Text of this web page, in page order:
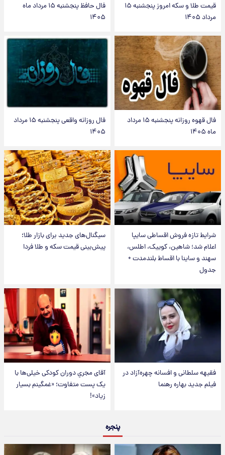
قیمت طلا و سکه امروز پنجشنبه ۱۵
مرداد ۱۴۰۵
فال حافظ پنجشنبه ۱۵ مرداد ماه
۱۴۰۵
فال قهوه روزانه پنجشنبه ۱۵ مرداد
ماه ۱۴۰۵
فال روزانه واقعی پنجشنبه ۱۵ مرداد
۱۴۰۵
شرایط تازه فروش اقساطی سایپا
اعلام شد؛ شاهین، کوییک، اطلس،
سهند و ساینا با اقساط بلندمدت +
جدول
سیگنال‌های جدید برای بازار طلا؛
پیش‌بینی قیمت سکه و طلا فردا
فقیهه سلطانی و افسانه چهره‌آزاد در
فیلم جدید بهاره رهنما
آقای مجریِ دوران کودکی خیلی‌ها با
یک پست متفاوت؛ «غمگینم بسیار
زیاد»!
پنجره